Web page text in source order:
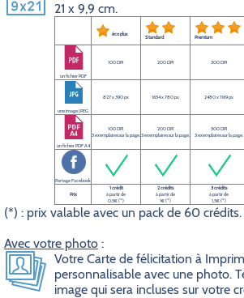
21 x 9,9 cm.
éco plus Standard Premium
un fichier PDF
100 DPI 200 DPI 300 DPI
une image JPEG
827 x 390 px 1654 x 780 px 2480 x 1169 px
un fichier PDF A4
100 DPI
3 exemplaires sur la page.
200 DPI
3 exemplaires sur la page.
300 DPI
3 exemplaires sur la page.
Partage Facebook
Prix
1 crédit
à partir de
0,5€ (*)
2 crédits
à partir de
1€ (*)
3 crédits
à partir de
1,5€ (*)
(*) : prix valable avec un pack de 60 crédits.
Avec votre photo :
Votre Carte de félicitation à
personnalisable avec une photo.
image qui sera incluses sur votre